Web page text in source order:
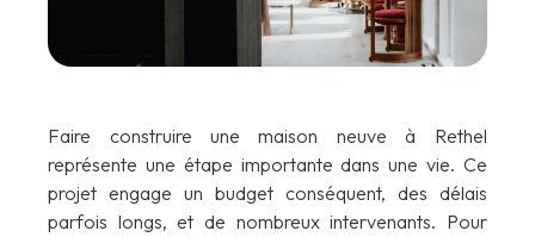
Faire construire une maison neuve à Rethel
représente une étape importante dans une vie. Ce
projet engage un budget conséquent, des délais
parfois longs, et de nombreux intervenants. Pour